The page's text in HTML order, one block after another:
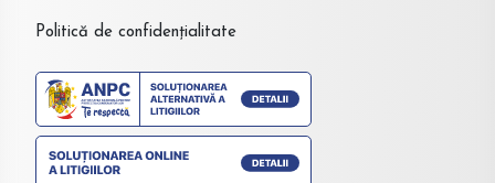
Politică de confidențialitate